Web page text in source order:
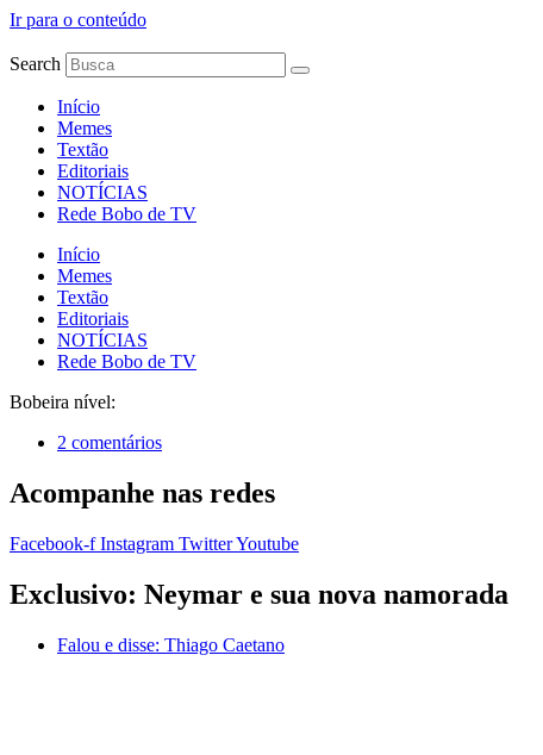
Ir para o conteúdo
Search
Início
Memes
Textão
Editoriais
NOTÍCIAS
Rede Bobo de TV
Início
Memes
Textão
Editoriais
NOTÍCIAS
Rede Bobo de TV
Bobeira nível:
2 comentários
Acompanhe nas redes
Facebook-f Instagram TwitterYoutube
Exclusivo: Neymar e sua nova namorada
Falou e disse: Thiago Caetano